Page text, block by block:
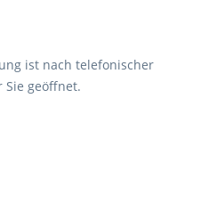
ist nach telefonischer
geöffnet.